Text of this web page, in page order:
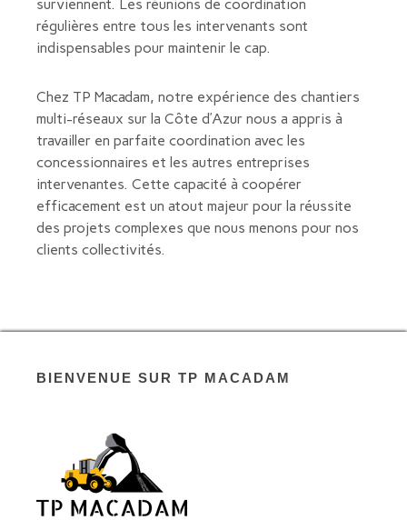
surviennent. Les réunions de coordination
régulières entre tous les intervenants sont
indispensables pour maintenir le cap.
Chez TP Macadam, notre expérience des chantiers
multi-réseaux sur la Côte d’Azur nous a appris à
travailler en parfaite coordination avec les
concessionnaires et les autres entreprises
intervenantes. Cette capacité à coopérer
efficacement est un atout majeur pour la réussite
des projets complexes que nous menons pour nos
clients collectivités.
BIENVENUE SUR TP MACADAM